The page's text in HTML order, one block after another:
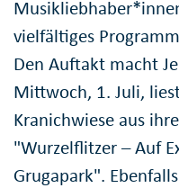
vielfältiges
Den Auftakt macht
Mittwoch, 1. Juli,
Kranichwiese aus
"Wurzelflitzer – Auf
Grugapark".